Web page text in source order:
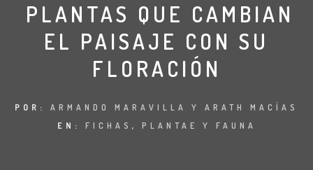
INTERVENCIONES
LABORATORIO
FICHAS
PLANTAS QUE CAMBIAN
EL PAISAJE CON SU
FLORACIÓN
POR: ARMANDO MARAVILLA Y ARATH MACÍAS
EN: FICHAS , PLANTAE Y FAUNA